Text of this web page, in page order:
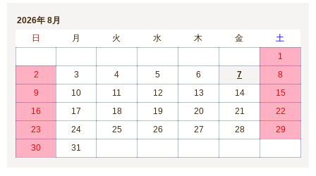
2026年 8月
日
月 火 水 木 金
土
1
2
3 4 5 6 7
8
9
10 11 12 13 14
15
16
17 18 19 20 21
22
23
24 25 26 27 28
29
30
31